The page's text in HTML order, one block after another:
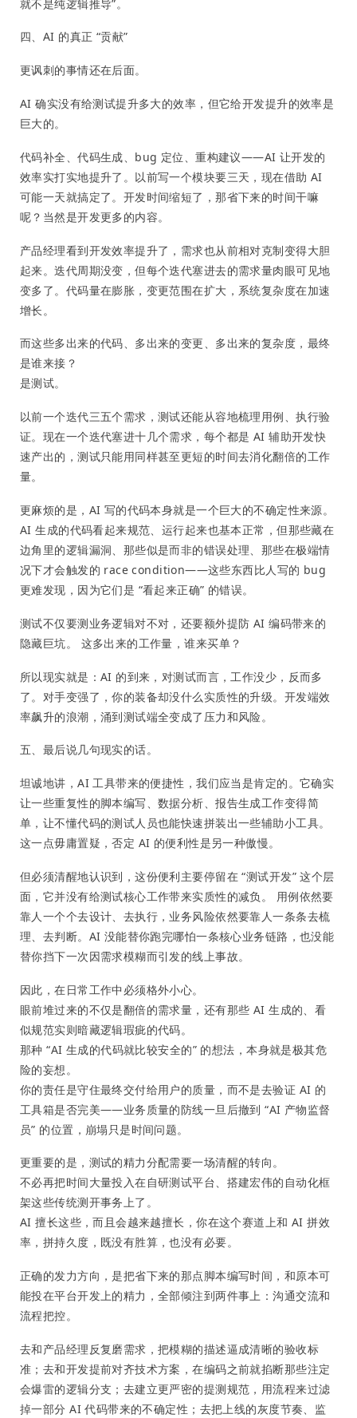
就不是纯逻辑推导”。
四、AI 的真正 “贡献”
更讽刺的事情还在后面。
AI 确实没有给测试提升多大的效率，但它给开发提升的效率是
巨大的。
代码补全、代码生成、bug 定位、重构建议——AI 让开发的
效率实打实地提升了。以前写一个模块要三天，现在借助 AI
可能一天就搞定了。开发时间缩短了，那省下来的时间干嘛
呢？当然是开发更多的内容。
产品经理看到开发效率提升了，需求也从前相对克制变得大胆
起来。迭代周期没变，但每个迭代塞进去的需求量肉眼可见地
变多了。代码量在膨胀，变更范围在扩大，系统复杂度在加速
增长。
而这些多出来的代码、多出来的变更、多出来的复杂度，最终
是谁来接？
是测试。
以前一个迭代三五个需求，测试还能从容地梳理用例、执行验
证。现在一个迭代塞进十几个需求，每个都是 AI 辅助开发快
速产出的，测试只能用同样甚至更短的时间去消化翻倍的工作
量。
更麻烦的是，AI 写的代码本身就是一个巨大的不确定性来源。
AI 生成的代码看起来规范、运行起来也基本正常，但那些藏在
边角里的逻辑漏洞、那些似是而非的错误处理、那些在极端情
况下才会触发的 race condition——这些东西比人写的 bug
更难发现，因为它们是 “看起来正确” 的错误。
测试不仅要测业务逻辑对不对，还要额外提防 AI 编码带来的
隐藏巨坑。 这多出来的工作量，谁来买单？
所以现实就是：AI 的到来，对测试而言，工作没少，反而多
了。对手变强了，你的装备却没什么实质性的升级。开发端效
率飙升的浪潮，涌到测试端全变成了压力和风险。
五、最后说几句现实的话。
坦诚地讲，AI 工具带来的便捷性，我们应当是肯定的。它确实
让一些重复性的脚本编写、数据分析、报告生成工作变得简
单，让不懂代码的测试人员也能快速拼装出一些辅助小工具。
这一点毋庸置疑，否定 AI 的便利性是另一种傲慢。
但必须清醒地认识到，这份便利主要停留在 “测试开发” 这个层
面，它并没有给测试核心工作带来实质性的减负。 用例依然要
靠人一个个去设计、去执行，业务风险依然要靠人一条条去梳
理、去判断。AI 没能替你跑完哪怕一条核心业务链路，也没能
替你挡下一次因需求模糊而引发的线上事故。
因此，在日常工作中必须格外小心。
眼前堆过来的不仅是翻倍的需求量，还有那些 AI 生成的、看
似规范实则暗藏逻辑瑕疵的代码。
那种 “AI 生成的代码就比较安全的” 的想法，本身就是极其危
险的妄想。
你的责任是守住最终交付给用户的质量，而不是去验证 AI 的
工具箱是否完美——业务质量的防线一旦后撤到 “AI 产物监督
员” 的位置，崩塌只是时间问题。
更重要的是，测试的精力分配需要一场清醒的转向。
不必再把时间大量投入在自研测试平台、搭建宏伟的自动化框
架这些传统测开事务上了。
AI 擅长这些，而且会越来越擅长，你在这个赛道上和 AI 拼效
率，拼持久度，既没有胜算，也没有必要。
正确的发力方向，是把省下来的那点脚本编写时间，和原本可
能投在平台开发上的精力，全部倾注到两件事上：沟通交流和
流程把控。
去和产品经理反复磨需求，把模糊的描述逼成清晰的验收标
准；去和开发提前对齐技术方案，在编码之前就掐断那些注定
会爆雷的逻辑分支；去建立更严密的提测规范，用流程来过滤
掉一部分 AI 代码带来的不确定性；去把上线的灰度节奏、监